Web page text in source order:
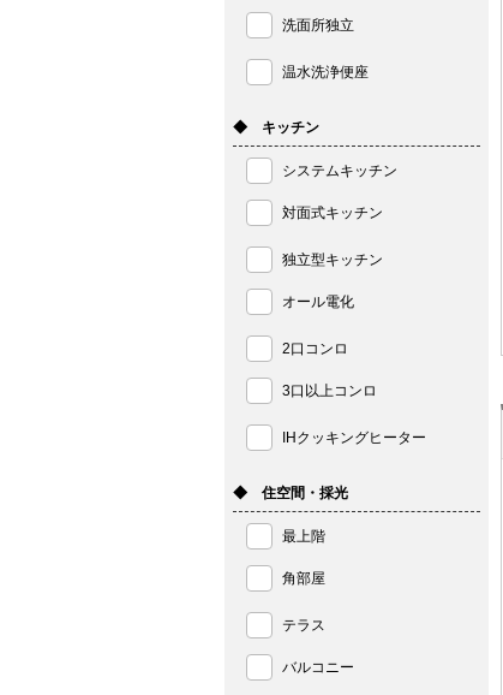
洗面所独立
温水洗浄便座
◆ キッチン
システムキッチン
対面式キッチン
独立型キッチン
オール電化
2口コンロ
3口以上コンロ
IHクッキングヒーター
◆ 住空間・採光
最上階
角部屋
テラス
バルコニー